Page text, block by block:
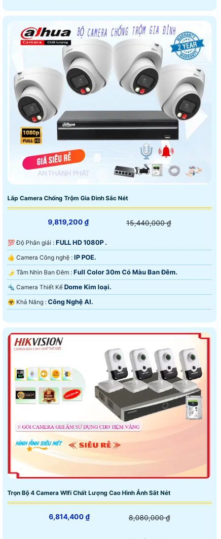
Lắp Camera Chống Trộm Gia Đình Sắc Nét
9,819,200 ₫ 15,440,000 ₫
💯 Độ Phân giải : FULL HD 1080P .
👍 Camera Công nghệ : IP POE.
🌛 Tầm Nhìn Ban Đêm : Full Color 30m Có Màu Ban Ðêm.
🔩 Camera Thiết Kế Dome Kim loại.
️☣️ Khả Năng : Công Nghệ AI.
Trọn Bộ 4 Camera WIfi Chất Lượng Cao Hình Ảnh Sắt Nét
6,814,400 ₫ 8,080,000 ₫